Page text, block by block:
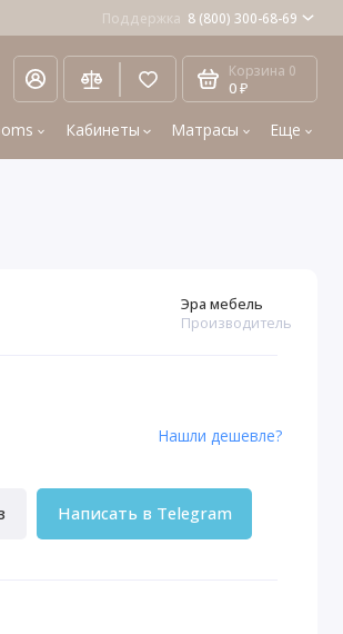
Поддержка 8 (800) 300-68-69
Корзина 0
0 ₽
Кабинеты Матрасы Еще
Эра мебель
Производитель
Написать в Telegram
Нашли дешевле?